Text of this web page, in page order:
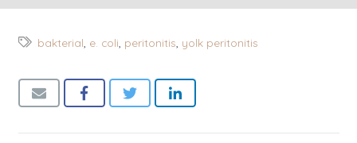
bakterial, e. coli, peritonitis, yolk peritonitis